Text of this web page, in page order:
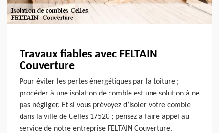
Travaux fiables avec FELTAIN
Couverture
Pour éviter les pertes énergétiques par la toiture ;
procéder à une isolation de comble est une solution à ne
pas négliger. Et si vous prévoyez d’isoler votre comble
dans la ville de Celles 17520 ; pensez à faire appel au
service de notre entreprise FELTAIN Couverture.